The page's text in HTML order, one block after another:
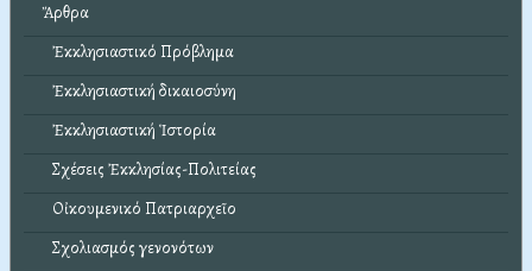
Ἄρθρα
Ἐκκλησιαστικό Πρόβλημα
Ἐκκλησιαστική δικαιοσύνη
Ἐκκλησιαστική Ἱστορία
Σχέσεις Ἐκκλησίας-Πολιτείας
Οἰκουμενικό Πατριαρχεῖο
Σχολιασμός γενονότων